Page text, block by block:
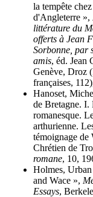
la tempête
d'Angleterre »,
littérature du
offerts à Jean
Sorbonne, par
amis, éd. Jean
Genève, Droz
françaises,
Hanoset,
de Bretagne. I.
romanesque.
arthurienne.
témoignage de
Chrétien de
romane, 10,
Holmes,
and Wace »,
Essays,